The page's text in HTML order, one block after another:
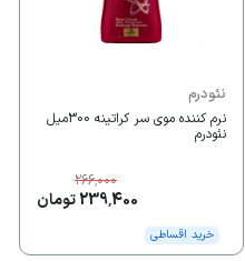
نئودرم
نرم کننده موی سر کراتینه 300میل
نئودرم
266,000
239,400 تومان
خرید اقساطی